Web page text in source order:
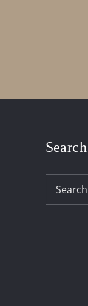
Search